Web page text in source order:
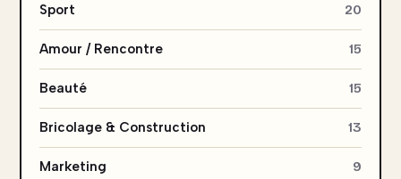
Sport 20
Amour / Rencontre 15
Beauté 15
Bricolage & Construction 13
Marketing 9